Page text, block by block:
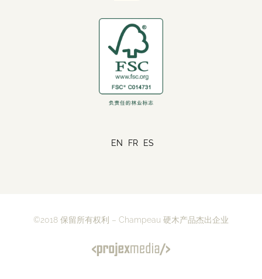
EN FR ES
©2018 保留所有权利 – Champeau 硬木产品杰出企业